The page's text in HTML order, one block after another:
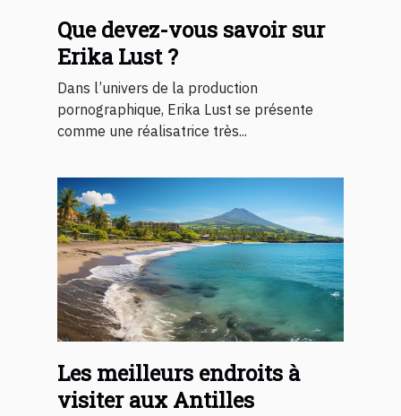
Que devez-vous savoir sur
Erika Lust ?
Dans l’univers de la production
pornographique, Erika Lust se présente
comme une réalisatrice très...
Les meilleurs endroits à
visiter aux Antilles